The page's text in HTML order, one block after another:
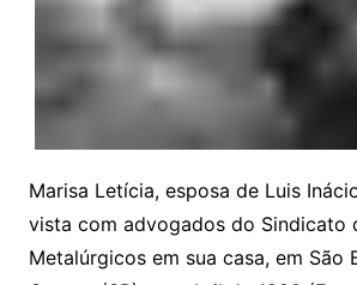
Marisa Letícia, esposa de Luis
vista com advogados do Sindicato
Metalúrgicos em sua casa, em São